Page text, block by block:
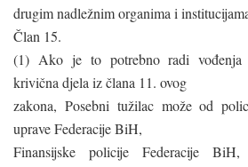
drugim nadležnim organima i
Član 15.
(1) Ako je to potrebno radi vođenja
krivična djela iz člana 11. ovog
zakona, Posebni tužilac može od
uprave Federacije BiH,
Finansijske policije Federacije